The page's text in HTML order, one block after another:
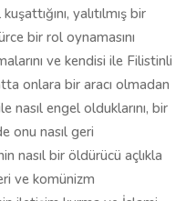
yalıtılmış bir
bir rol oynamasını
ve kendisi ile Filistinli
onlara bir aracı olmadan
nasıl engel olduklarını, bir
onu nasıl geri
nasıl bir öldürücü açlıkla
ve komünizm